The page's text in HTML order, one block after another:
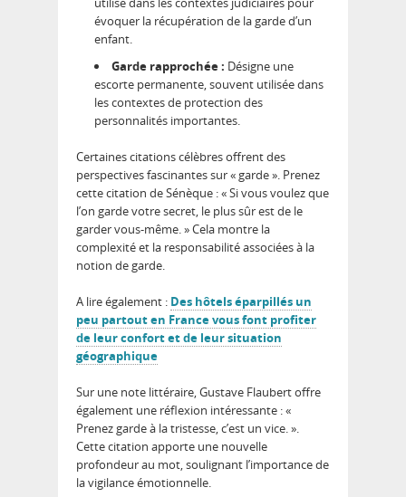
évoquer la récupération de la garde d’un
enfant.
Garde rapprochée : Désigne une
escorte permanente, souvent utilisée dans
les contextes de protection des
personnalités importantes.
Certaines citations célèbres offrent des
perspectives fascinantes sur « garde ». Prenez
cette citation de Sénèque : « Si vous voulez que
l’on garde votre secret, le plus sûr est de le
garder vous-même. » Cela montre la
complexité et la responsabilité associées à la
notion de garde.
A lire également : Des hôtels éparpillés un
peu partout en France vous font profiter
de leur confort et de leur situation
géographique
Sur une note littéraire, Gustave Flaubert offre
également une réflexion intéressante : «
Prenez garde à la tristesse, c’est un vice. ».
Cette citation apporte une nouvelle
profondeur au mot, soulignant l’importance de
la vigilance émotionnelle.